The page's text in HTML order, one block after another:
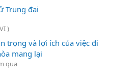
Trung đại
)
trọng và lợi ích của việc đi
mang lại
qua